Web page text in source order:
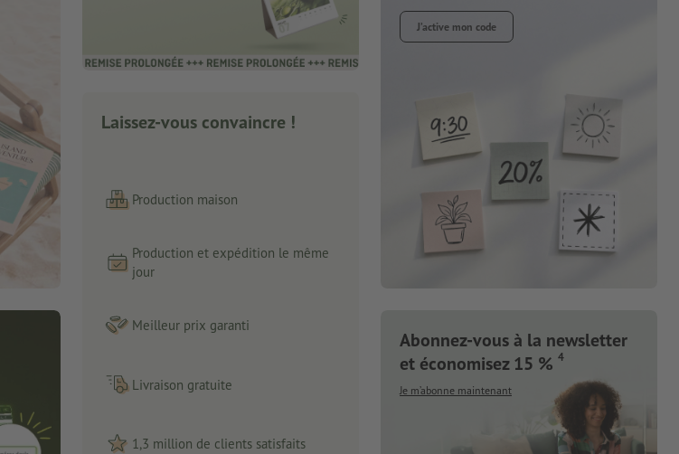
Laissez-vous convaincre !
Production maison
Production et expédition le même
jour
Meilleur prix garanti
Livraison gratuite
1,3 million de clients satisfaits
J’active mon code
Abonnez-vous à la newsletter
et économisez 15 % 4
Je m’abonne maintenant